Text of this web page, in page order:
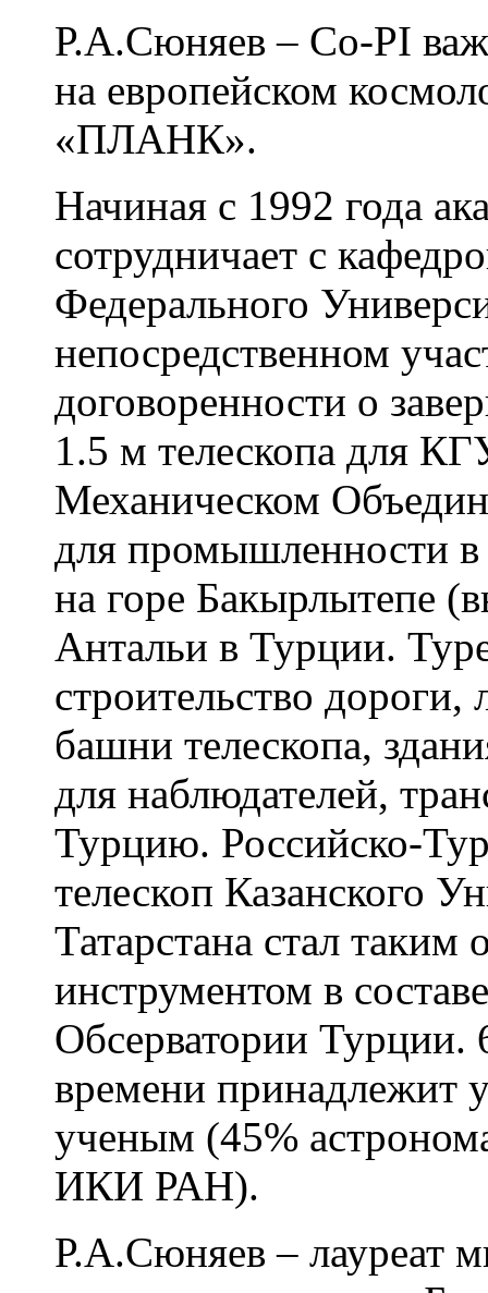
Р.А.Сюняев – Co-PI
на европейском
«ПЛАНК».
Начиная с 1992 года
сотрудничает с
Федерального
непосредственном
договоренности о
1.5 м телескопа для
Механическом
для промышленности в
на горе Бакырлытепе
Антальи в Турции.
строительство дороги,
башни телескопа,
для наблюдателей,
Турцию. Российско-
телескоп Казанского
Татарстана стал
инструментом в
Обсерватории Турции.
времени принадлежит
ученым (45%
ИКИ РАН).
Р.А.Сюняев – лауреат